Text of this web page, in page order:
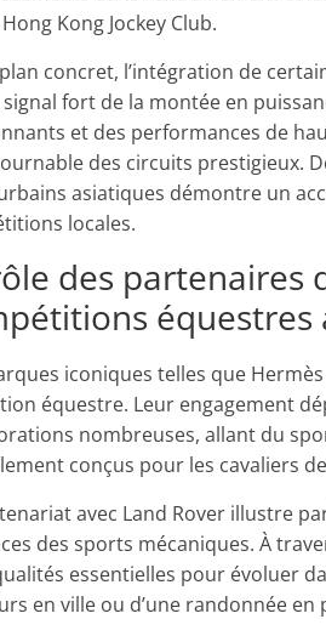
Kong Jockey Club.
concret, l’intégration de
fort de la montée en
et des performances de
des circuits prestigieux.
asiatiques démontre un
locales.
des partenaires
équestres
iconiques telles que
équestre. Leur engagement
nombreuses, allant du
conçus pour les cavaliers
avec Land Rover illustre
des sports mécaniques. À
essentielles pour évoluer
en ville ou d’une randonnée en